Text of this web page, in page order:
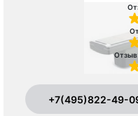
Отзыв
+7(495)822-49-